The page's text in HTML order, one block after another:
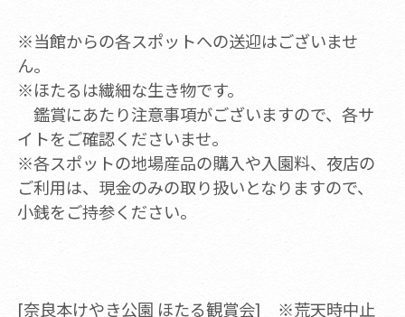
※当館からの各スポットへの送迎はございませ
ん。
※ほたるは繊細な生き物です。
鑑賞にあたり注意事項がございますので、各サ
イトをご確認くださいませ。
※各スポットの地場産品の購入や入園料、夜店の
ご利用は、現金のみの取り扱いとなりますので、
小銭をご持参ください。
[奈良本けやき公園 ほたる観賞会] ※荒天時中止